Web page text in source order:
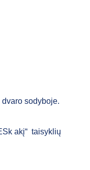
sodyboje.
akį“ taisyklių